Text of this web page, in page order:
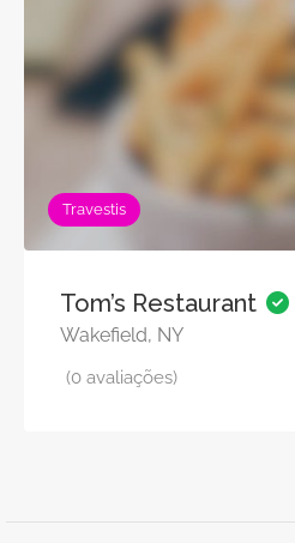
Travestis
Tom’s Restaurant
Wakefield, NY
(0 avaliações)